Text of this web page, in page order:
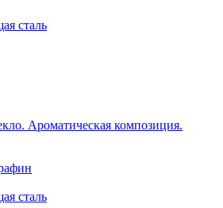
сталь
Ароматическая композиция.
сталь